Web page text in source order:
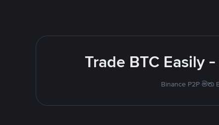
Trade BTC Easily
Binance P2P